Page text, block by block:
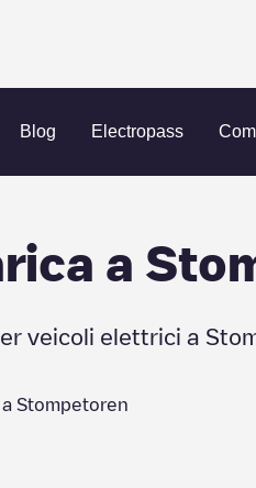
Blog Electropass
a
veicoli elettrici a
Stompetoren